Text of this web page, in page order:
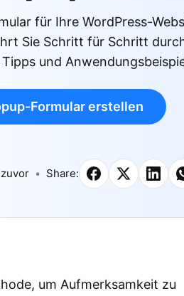
für Ihre WordPress-
Sie Schritt für Schritt
und
Formular erstellen
Share:
um Aufmerksamkeit zu